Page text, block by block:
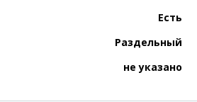
Есть
Раздельный
не указано